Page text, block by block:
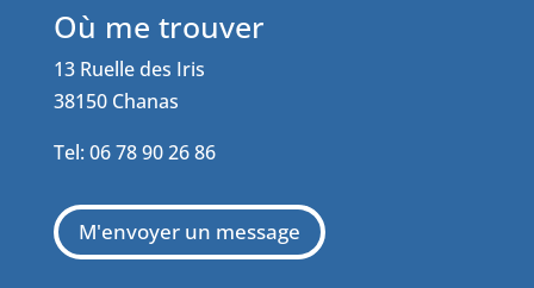
Où me trouver
13 Ruelle des Iris
38150 Chanas
Tel: 06 78 90 26 86
M'envoyer un message